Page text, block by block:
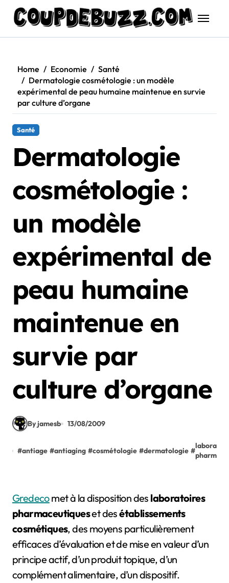
content
Home Economie
Santé
Dermatologie cosmétologie : un modèle
expérimental de peau humaine maintenue en survie
par culture d’organe
Santé
Dermatologie
cosmétologie :
un modèle
expérimental de
peau humaine
maintenue en
survie par
culture d’organe
By jamesb 13/08/2009
#antiage #antiaging #cosmétologie #dermatologie #
Gredecomet à la disposition des laboratoires
pharmaceutiqueset desétablissements
cosmétiques, des moyens particulièrement
efficaces d’évaluation et de mise en valeur d’un
principe actif, d’un produit topique, d’un
complément alimentaire, d’un dispositif.